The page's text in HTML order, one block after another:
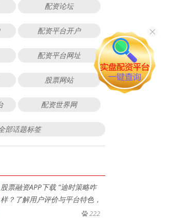
配资论坛
配资平台开户
配资平台网址
股票网站
配资世界网
部话题标签
股票融资APP下载 “迪时策略咋
样？了解用户评价与平台特色，
222